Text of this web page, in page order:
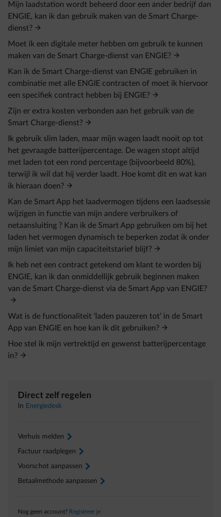
Mijn laadstation wordt beheerd door een ander bedrijf dan
ENGIE, kan ik dan gebruik maken van de Smart Charge-
dienst?
Moet ik een digitale meter hebben om gebruik te kunnen
maken van de Smart Charge-dienst van ENGIE?
Kan ik de Smart Charge-dienst van ENGIE gebruiken in
combinatie met alle ENGIE contracten of moet ik hiervoor
een specifiek contract hebben bij ENGIE?
Zijn er extra kosten verbonden aan het gebruik van de
Smart Charge-dienst?
Ik gebruik slim laden, maar mijn wagen laadt nooit op tot
het gevraagde batterijpercentage. De wagen stopt altijd
met laden tot een rond percentage (bijvoorbeeld 80%),
terwijl ik wil dat hij verder laadt. Hoe komt dit en wat kan
ik hieraan doen?
Kan de Smart App het laadvermogen tijdens een laadsessie
wijzigen in functie van mijn andere verbruikers of
netaansluiting ? Kan ik de Smart App gebruiken om bij het
laden het vermogen dynamisch te beperken zodat ik onder
mijn limiet van mijn capaciteitstarief blijf?
Ik heb net een contract getekend om klant te worden bij
ENGIE, kan ik dan onmiddellijk gebruik beginnen maken
van de Smart Charge-dienst via de Smart App van ENGIE?
Wat is de functionaliteit ‘laden pauzeren tot’ in de Smart
App van ENGIE en hoe kan ik dit gebruiken?
Hoe stel ik mijn vertrektijd en gewenst batterijpercentage
in?
Direct zelf regelen
In Energiedesk
Verhuis melden arrow-right
Factuur raadplegen arrow-right
Voorschot aanpassen arrow-right
Betaalmethode aanpassen arrow-right
Nog geen account? Registreer je